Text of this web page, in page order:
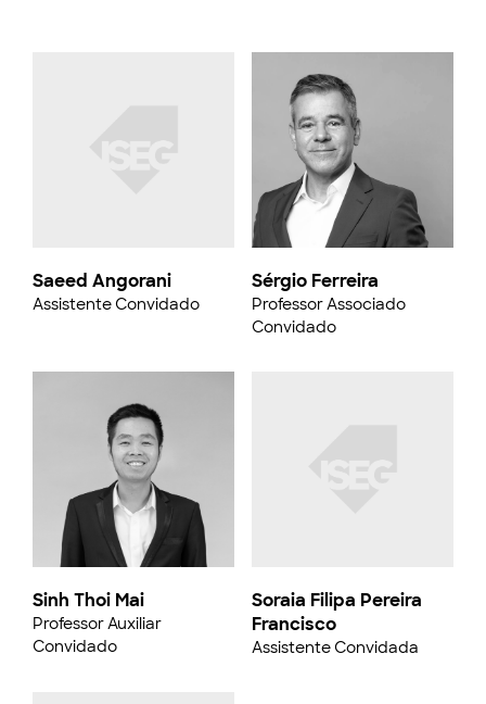
Saeed Angorani
Assistente Convidado
Sinh Thoi Mai
Professor Auxiliar
Convidado
Sérgio Ferreira
Professor Associado
Convidado
Soraia Filipa Pereira
Francisco
Assistente Convidada